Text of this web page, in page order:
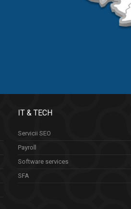
IT & TECH
Servicii SEO
Payroll
Software services
SFA